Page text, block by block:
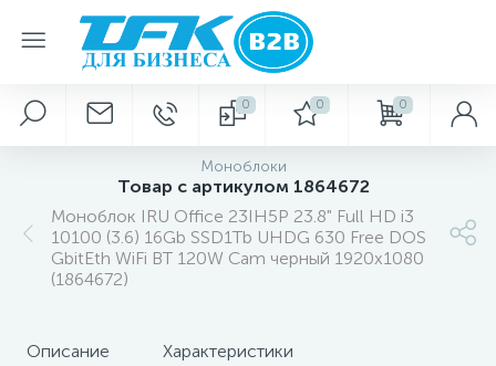
0 0 0
Моноблоки
Товар с артикулом 1864672
Моноблок IRU Office 23IH5P 23.8" Full HD i3
10100 (3.6) 16Gb SSD1Tb UHDG 630 Free DOS
GbitEth WiFi BT 120W Cam черный 1920x1080
(1864672)
Описание Характеристики